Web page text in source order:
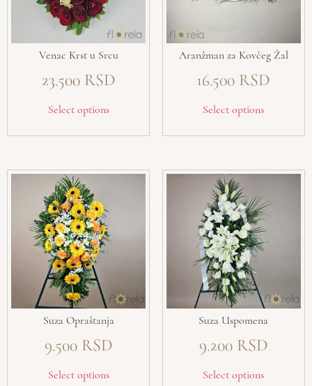
Venac Krst u Srcu
23.500
Select options
Aranžman za Kovčeg Žal
16.500
Select options
Suza Opraštanja
9.500
Select options
Suza Uspomena
9.200
Select options